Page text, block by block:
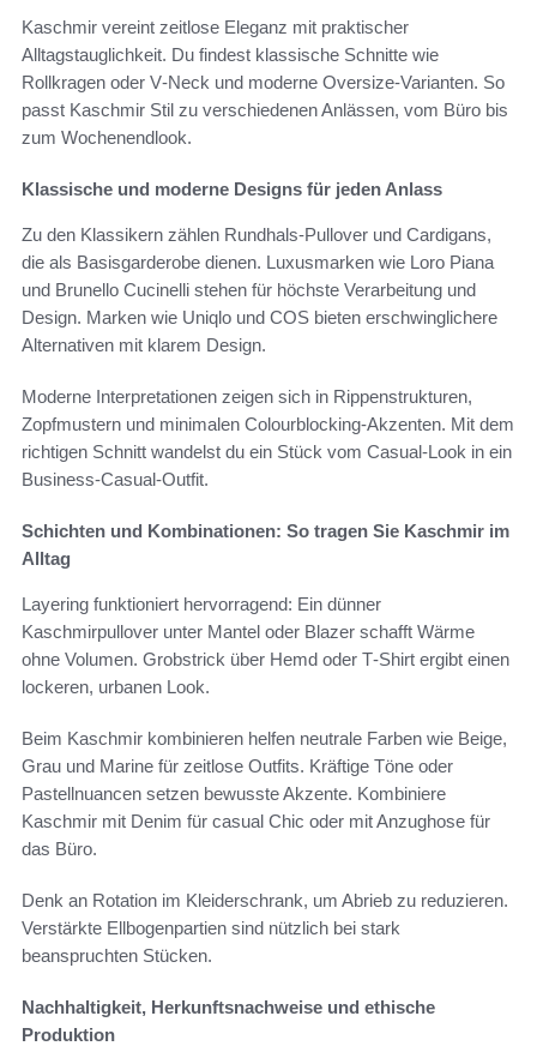
Kaschmir vereint zeitlose Eleganz mit praktischer
Alltagstauglichkeit. Du findest klassische Schnitte wie
Rollkragen oder V‑Neck und moderne Oversize-Varianten. So
passt Kaschmir Stil zu verschiedenen Anlässen, vom Büro bis
zum Wochenendlook.
Klassische und moderne Designs für jeden Anlass
Zu den Klassikern zählen Rundhals-Pullover und Cardigans,
die als Basisgarderobe dienen. Luxusmarken wie Loro Piana
und Brunello Cucinelli stehen für höchste Verarbeitung und
Design. Marken wie Uniqlo und COS bieten erschwinglichere
Alternativen mit klarem Design.
Moderne Interpretationen zeigen sich in Rippenstrukturen,
Zopfmustern und minimalen Colourblocking-Akzenten. Mit dem
richtigen Schnitt wandelst du ein Stück vom Casual-Look in ein
Business-Casual-Outfit.
Schichten und Kombinationen: So tragen Sie Kaschmir im
Alltag
Layering funktioniert hervorragend: Ein dünner
Kaschmirpullover unter Mantel oder Blazer schafft Wärme
ohne Volumen. Grobstrick über Hemd oder T‑Shirt ergibt einen
lockeren, urbanen Look.
Beim Kaschmir kombinieren helfen neutrale Farben wie Beige,
Grau und Marine für zeitlose Outfits. Kräftige Töne oder
Pastellnuancen setzen bewusste Akzente. Kombiniere
Kaschmir mit Denim für casual Chic oder mit Anzughose für
das Büro.
Denk an Rotation im Kleiderschrank, um Abrieb zu reduzieren.
Verstärkte Ellbogenpartien sind nützlich bei stark
beanspruchten Stücken.
Nachhaltigkeit, Herkunftsnachweise und ethische
Produktion